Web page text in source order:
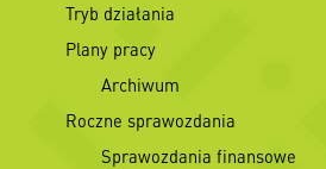
Tryb działania
Plany pracy
Archiwum
Roczne sprawozdania
Sprawozdania finansowe